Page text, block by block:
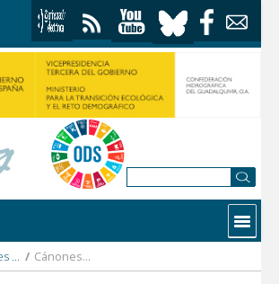
Contactar
Cánones y Tarifas / Cánones y Tarifas 2019